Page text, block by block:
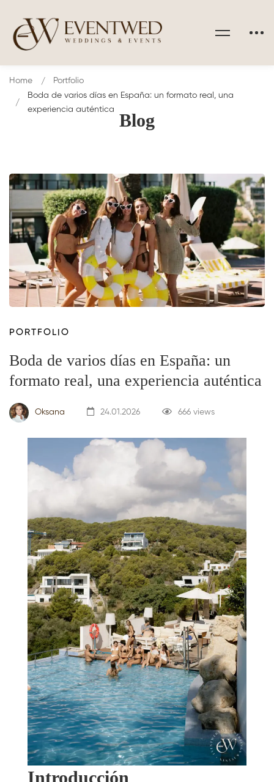
Blog
Home
Portfolio
Boda de varios días en España: un formato real, una
experiencia auténtica
PORTFOLIO
Boda de varios días en España: un
formato real, una experiencia auténtica
Oksana 24.01.2026 666 views
Introducción